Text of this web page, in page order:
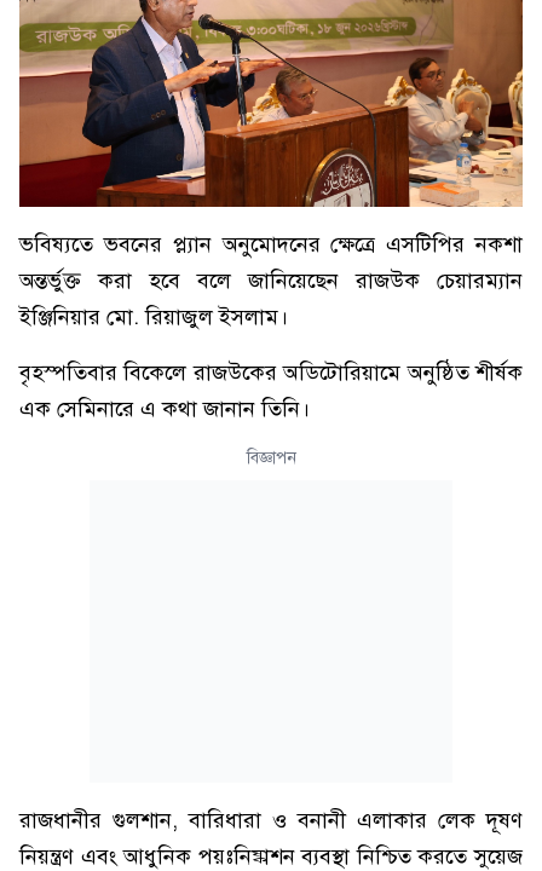
ভবিষ্যতে ভবনের প্ল্যান অনুমোদনের ক্ষেত্রে এসটিপির নকশা
অন্তর্ভুক্ত করা হবে বলে জানিয়েছেন রাজউক চেয়ারম্যান
ইঞ্জিনিয়ার মো. রিয়াজুল ইসলাম।
বৃহস্পতিবার বিকেলে রাজউকের অডিটোরিয়ামে অনুষ্ঠিত শীর্ষক
এক সেমিনারে এ কথা জানান তিনি।
বিজ্ঞাপন
রাজধানীর গুলশান, বারিধারা ও বনানী এলাকার লেক দূষণ
নিয়ন্ত্রণ এবং আধুনিক পয়ঃনিষ্কাশন ব্যবস্থা নিশ্চিত করতে সুয়েজ